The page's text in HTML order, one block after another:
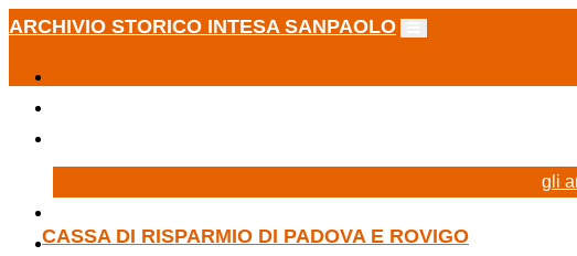
ARCHIVIO STORICO INTESA SANPAOLO
gli
CASSA DI RISPARMIO DI PADOVA E ROVIGO